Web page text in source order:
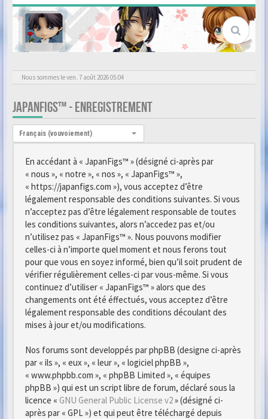
Nous sommes le ven. 7 août 2026 05:04
JAPANFIGS™ - ENREGISTREMENT
Langue :
Français (vouvoiement)
En accédant à « JapanFigs™ » (désigné ci-après par
« nous », « notre », « nos », « JapanFigs™ »,
« https://japanfigs.com »), vous acceptez d’être
légalement responsable des conditions suivantes. Si vous
n’acceptez pas d’être légalement responsable de toutes
les conditions suivantes, alors n’accedez pas et/ou
n’utilisez pas « JapanFigs™ ». Nous pouvons modifier
celles-ci à n’importe quel moment et nous ferons tout
pour que vous en soyez informé, bien qu’il soit prudent de
vérifier régulièrement celles-ci par vous-même. Si vous
continuez d’utiliser « JapanFigs™ » alors que des
changements ont été éffectués, vous acceptez d’être
légalement responsable des conditions découlant des
mises à jour et/ou modifications.
Nos forums sont developpés par phpBB (designe ci-après
par « ils », « eux », « leur », « logiciel phpBB »,
« www.phpbb.com », « phpBB Limited », « équipes
phpBB ») qui est un script libre de forum, déclaré sous la
licence « GNU General Public License v2» (désigné ci-
après par « GPL ») et qui peut être téléchargé depuis